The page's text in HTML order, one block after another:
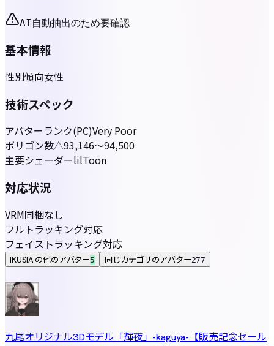
AI自動抽出のため要確認
基本情報
性別傾向女性
技術スペック
アバターランク(PC)Very Poor
ポリゴン数△93,146〜94,500
主要シェーダーlilToon
対応状況
VRM同梱なし
フルトラッキング対応
フェイストラッキング対応
IKUSIA の他のアバター5 同じカテゴリのアバター277
九尾オリジナル3Dモデル「輝夜」-kaguya-【販売記念セール